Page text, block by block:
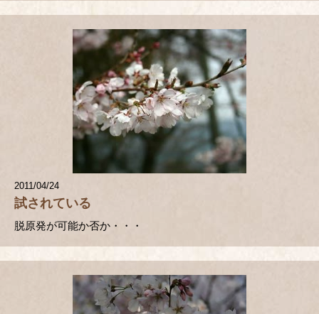
2011/04/24
試されている
脱原発が可能か否か・・・